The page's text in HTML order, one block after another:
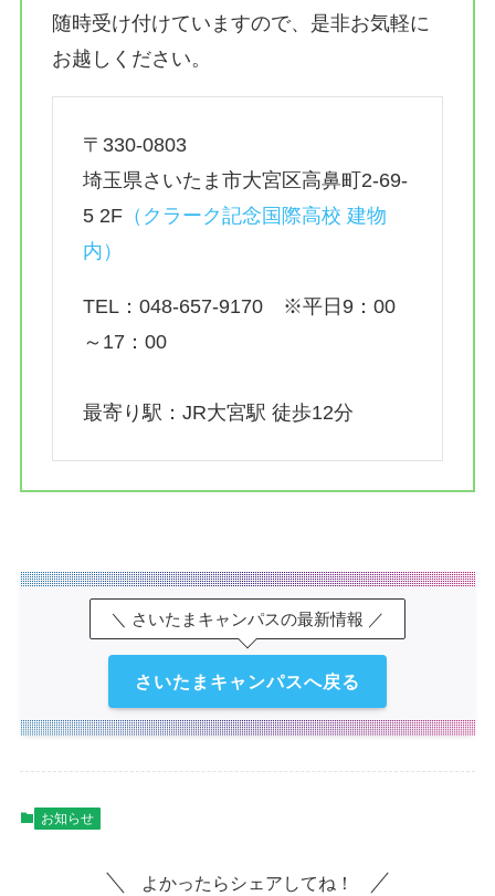
随時受け付けていますので、是非お気軽に
お越しください。
〒330-0803
埼玉県さいたま市大宮区高鼻町2-69-
5 2F（ クラーク記念国際高校 建物
内）
TEL：048-657-9170 ※平日9：00
～17：00
最寄り駅：JR大宮駅 徒歩12分
＼ さいたまキャンパスの最新情報 ／
さいたまキャンパスへ戻る
お知らせ
よかったらシェアしてね！